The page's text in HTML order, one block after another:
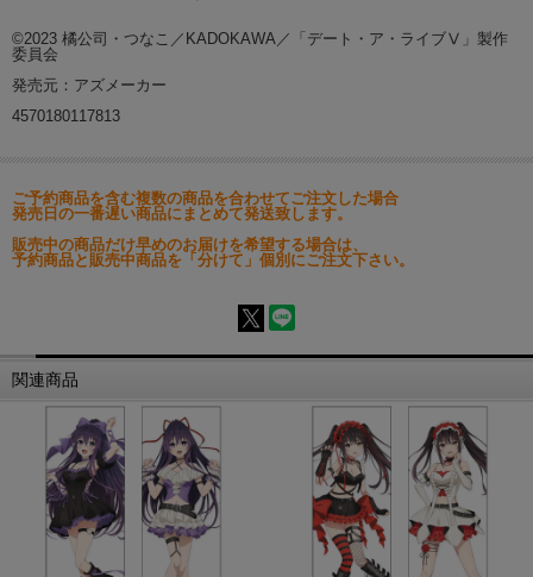
©2023 橘公司・つなこ／KADOKAWA／「デート・ア・ライブⅤ」製作
委員会
発売元：アズメーカー
4570180117813
ご予約商品を含む複数の商品を合わせてご注文した場合
発売日の一番遅い商品にまとめて発送致します。
販売中の商品だけ早めのお届けを希望する場合は、
予約商品と販売中商品を「分けて」個別にご注文下さい。
関連商品